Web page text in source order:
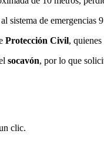
sistema de emergencias
Protección Civil,
socavón, por lo que
clic.